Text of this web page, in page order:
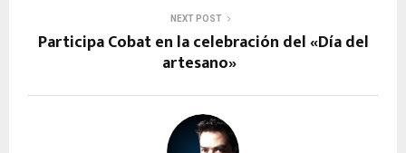
NEXT POST
Participa Cobat en la celebración del «Día del
artesano»